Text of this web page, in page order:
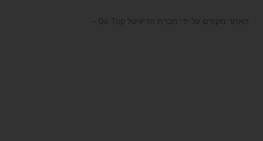
b
a
u
האתר מקודם על ידי חברת הדיגיטל Go Top –